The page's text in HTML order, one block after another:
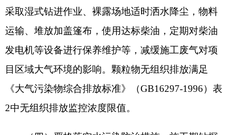
选用低噪声设备，固定设备安装减振垫，定期维护
保养，施工期噪声满足《建筑施工噪声排放标准》
（六）严格落实固体废物污染防治措施。施工
期剥离的表土及土石方堆放在临时堆场，待探矿完
后同钻屑、底渣全部回填或用于现场土地平整，不
外排；未粘油废防渗材料由施工单位集中收集后外